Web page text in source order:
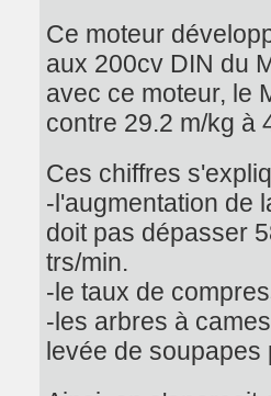
Ce moteur
aux 200cv DIN du
avec ce moteur, le
contre 29.2 m/kg à
Ces chiffres
-l'augmentation de
doit pas dépasser
trs/min.
-le taux de
-les arbres à
levée de